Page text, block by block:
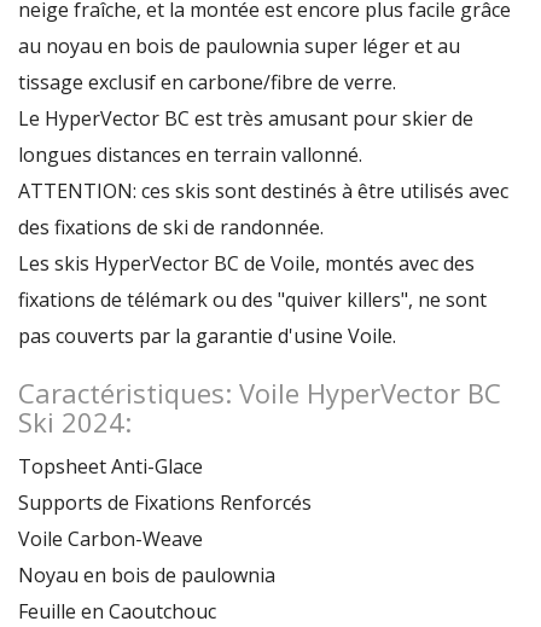
neige fraîche, et la montée est encore plus facile grâce
au noyau en bois de paulownia super léger et au
tissage exclusif en carbone/fibre de verre.
Le HyperVector BC est très amusant pour skier de
longues distances en terrain vallonné.
ATTENTION: ces skis sont destinés à être utilisés avec
des fixations de ski de randonnée.
Les skis HyperVector BC de Voile, montés avec des
fixations de télémark ou des "quiver killers", ne sont
pas couverts par la garantie d'usine Voile.
Caractéristiques: Voile HyperVector BC
Ski 2024:
Topsheet Anti-Glace
Supports de Fixations Renforcés
Voile Carbon-Weave
Noyau en bois de paulownia
Feuille en Caoutchouc